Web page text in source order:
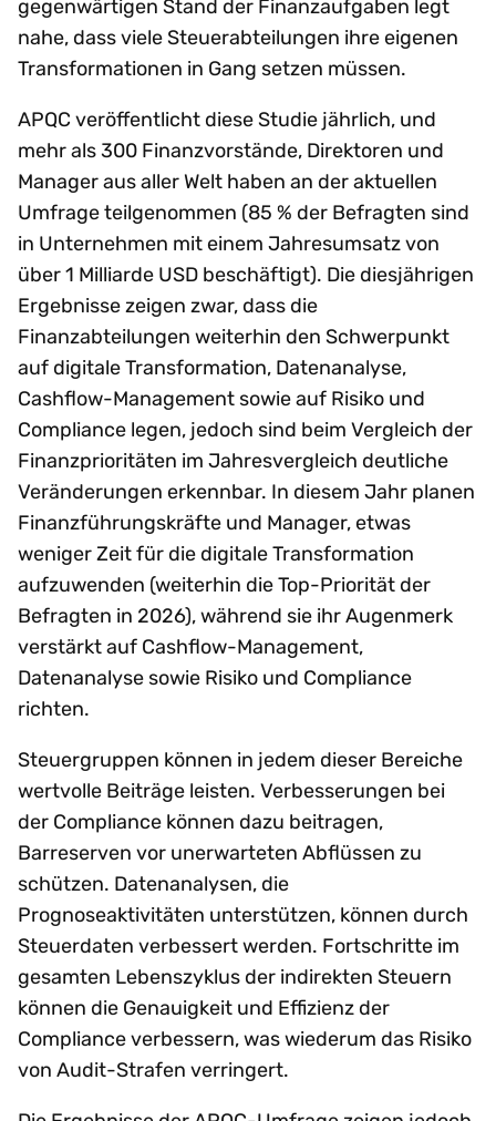
gegenwärtigen Stand der Finanzaufgaben legt
nahe, dass viele Steuerabteilungen ihre eigenen
Transformationen in Gang setzen müssen.
APQC veröffentlicht diese Studie jährlich, und
mehr als 300 Finanzvorstände, Direktoren und
Manager aus aller Welt haben an der aktuellen
Umfrage teilgenommen (85 % der Befragten sind
in Unternehmen mit einem Jahresumsatz von
über 1 Milliarde USD beschäftigt). Die diesjährigen
Ergebnisse zeigen zwar, dass die
Finanzabteilungen weiterhin den Schwerpunkt
auf digitale Transformation, Datenanalyse,
Cashflow-Management sowie auf Risiko und
Compliance legen, jedoch sind beim Vergleich der
Finanzprioritäten im Jahresvergleich deutliche
Veränderungen erkennbar. In diesem Jahr planen
Finanzführungskräfte und Manager, etwas
weniger Zeit für die digitale Transformation
aufzuwenden (weiterhin die Top-Priorität der
Befragten in 2026), während sie ihr Augenmerk
verstärkt auf Cashflow-Management,
Datenanalyse sowie Risiko und Compliance
richten.
Steuergruppen können in jedem dieser Bereiche
wertvolle Beiträge leisten. Verbesserungen bei
der Compliance können dazu beitragen,
Barreserven vor unerwarteten Abflüssen zu
schützen. Datenanalysen, die
Prognoseaktivitäten unterstützen, können durch
Steuerdaten verbessert werden. Fortschritte im
gesamten Lebenszyklus der indirekten Steuern
können die Genauigkeit und Effizienz der
Compliance verbessern, was wiederum das Risiko
von Audit-Strafen verringert.